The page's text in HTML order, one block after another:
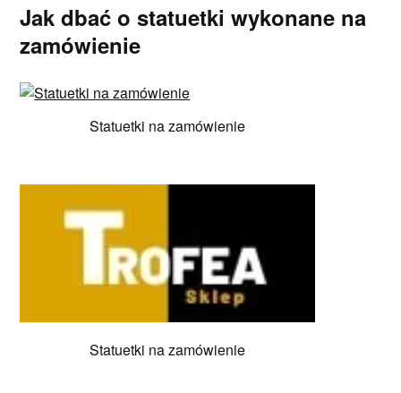
Jak dbać o statuetki wykonane na
zamówienie
Statuetki na zamówienie
Statuetki na zamówienie